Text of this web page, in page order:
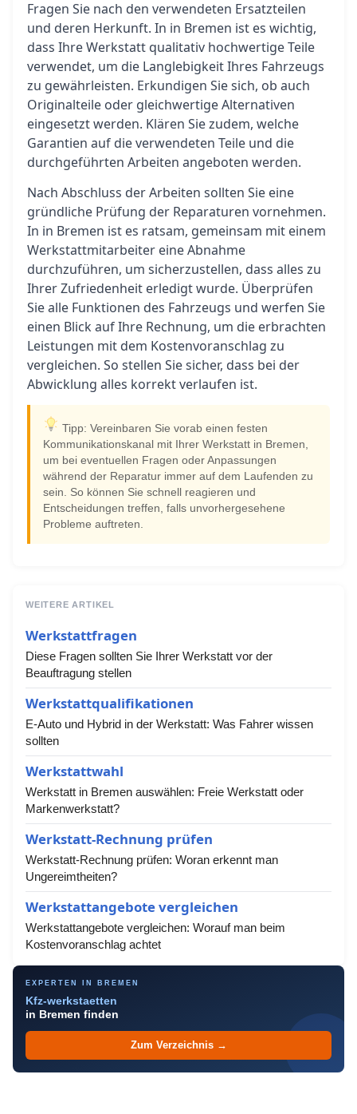
Fragen Sie nach den verwendeten Ersatzteilen
und deren Herkunft. In in Bremen ist es wichtig,
dass Ihre Werkstatt qualitativ hochwertige Teile
verwendet, um die Langlebigkeit Ihres Fahrzeugs
zu gewährleisten. Erkundigen Sie sich, ob auch
Originalteile oder gleichwertige Alternativen
eingesetzt werden. Klären Sie zudem, welche
Garantien auf die verwendeten Teile und die
durchgeführten Arbeiten angeboten werden.
Nach Abschluss der Arbeiten sollten Sie eine
gründliche Prüfung der Reparaturen vornehmen.
In in Bremen ist es ratsam, gemeinsam mit einem
Werkstattmitarbeiter eine Abnahme
durchzuführen, um sicherzustellen, dass alles zu
Ihrer Zufriedenheit erledigt wurde. Überprüfen
Sie alle Funktionen des Fahrzeugs und werfen Sie
einen Blick auf Ihre Rechnung, um die erbrachten
Leistungen mit dem Kostenvoranschlag zu
vergleichen. So stellen Sie sicher, dass bei der
Abwicklung alles korrekt verlaufen ist.
Tipp: Vereinbaren Sie vorab einen festen
Kommunikationskanal mit Ihrer Werkstatt in Bremen,
um bei eventuellen Fragen oder Anpassungen
während der Reparatur immer auf dem Laufenden zu
sein. So können Sie schnell reagieren und
Entscheidungen treffen, falls unvorhergesehene
Probleme auftreten.
WEITERE ARTIKEL
Werkstattfragen
Diese Fragen sollten Sie Ihrer Werkstatt vor der
Beauftragung stellen
Werkstattqualifikationen
E-Auto und Hybrid in der Werkstatt: Was Fahrer wissen
sollten
Werkstattwahl
Werkstatt in Bremen auswählen: Freie Werkstatt oder
Markenwerkstatt?
Werkstatt-Rechnung prüfen
Werkstatt-Rechnung prüfen: Woran erkennt man
Ungereimtheiten?
Werkstattangebote vergleichen
Werkstattangebote vergleichen: Worauf man beim
Kostenvoranschlag achtet
EXPERTEN IN BREMEN
Kfz-werkstaetten
in Bremen finden
Zum Verzeichnis →